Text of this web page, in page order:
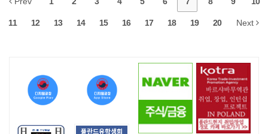
11 12 13 14 15 16 17 18 19 20 Next